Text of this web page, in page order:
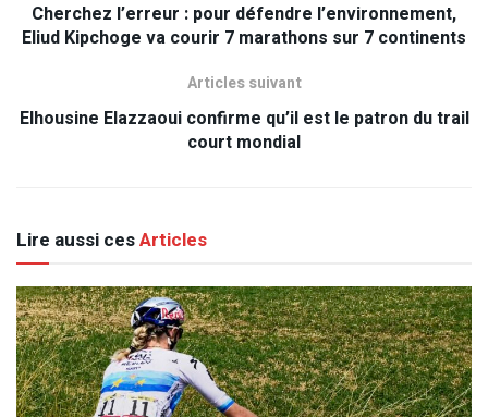
Cherchez l’erreur : pour défendre l’environnement,
Eliud Kipchoge va courir 7 marathons sur 7 continents
Articles suivant
Elhousine Elazzaoui confirme qu’il est le patron du trail
court mondial
Lire aussi cesArticles